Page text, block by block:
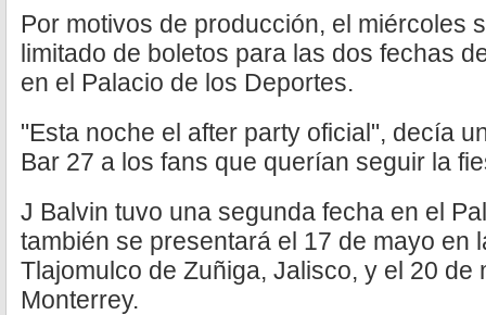
Por motivos de producción, el miércoles
limitado de boletos para las dos fechas
en el Palacio de los Deportes.
"Esta noche el after party oficial", decía
Bar 27 a los fans que querían seguir la
J Balvin tuvo una segunda fecha en el
también se presentará el 17 de mayo en
Tlajomulco de Zuñiga, Jalisco, y el 20 de
Monterrey.